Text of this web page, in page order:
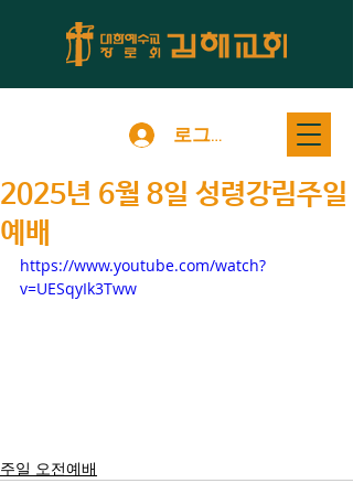
로그인
2025년 6월 8일 성령강림주일
예배
https://www.youtube.com/watch?
v=UESqyIk3Tww
주일 오전예배